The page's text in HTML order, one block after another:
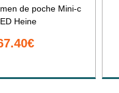
de poche Mini-c
Heine